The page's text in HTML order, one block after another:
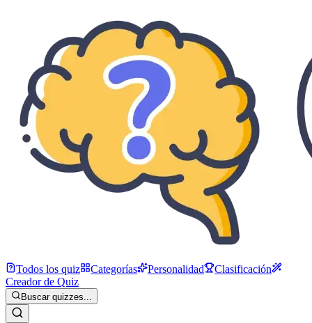
Todos los quiz Categorías Personalidad
Clasificación
Creador de Quiz
Buscar quizzes...